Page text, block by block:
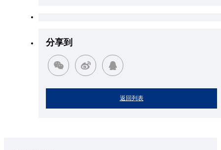
分享到
返回列表